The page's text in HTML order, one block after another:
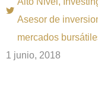
Asesor de
mercados
1 junio, 2018